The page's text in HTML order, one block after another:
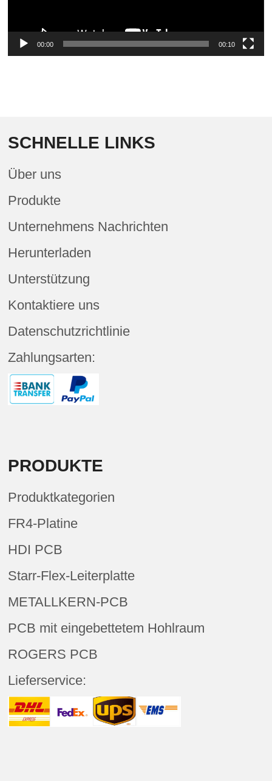
00:00 00:10
SCHNELLE LINKS
Über uns
Produkte
Unternehmens Nachrichten
Herunterladen
Unterstützung
Kontaktiere uns
Datenschutzrichtlinie
Zahlungsarten:
PRODUKTE
Produktkategorien
FR4-Platine
HDI PCB
Starr-Flex-Leiterplatte
METALLKERN-PCB
PCB mit eingebettetem Hohlraum
ROGERS PCB
Lieferservice: